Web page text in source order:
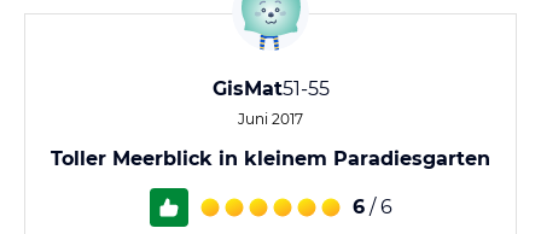
GisMat51-55
Juni 2017
Toller Meerblick in kleinem Paradiesgarten
6 / 6